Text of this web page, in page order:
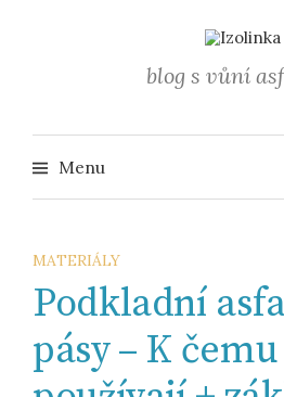
blog s vůní
Menu
MATERIÁLY
Podkladní
pásy – K čemu